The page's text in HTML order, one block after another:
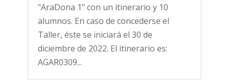
"AraDona 1" con un itinerario y 10
alumnos. En caso de concederse el
Taller, éste se iniciará el 30 de
diciembre de 2022. El itinerario es:
AGAR0309...